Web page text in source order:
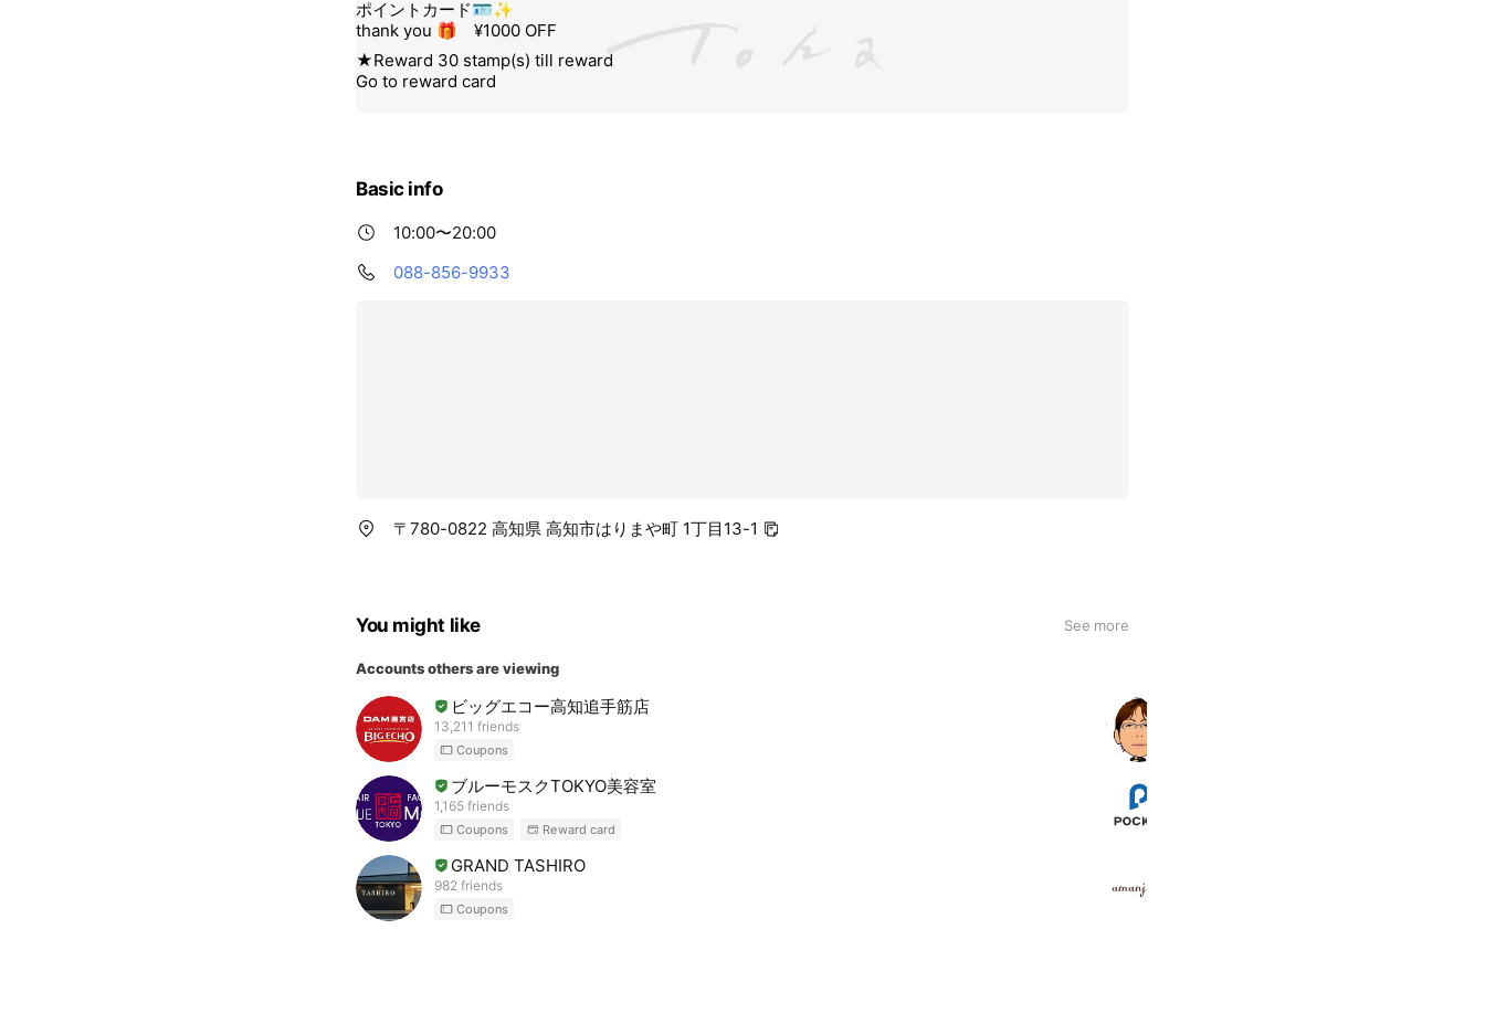
Basic info
10:00〜20:00
088-856-9933
〒780-0822 高知県 高知市はりまや町 1丁目13-1
You might like See more
Accounts others are viewing
ビッグエコー高知追手筋店
13,211 friends
Coupons
ブルーモスクTOKYO美容室
1,165 friends
Coupons Reward card
GRAND TASHIRO
982 friends
Coupons